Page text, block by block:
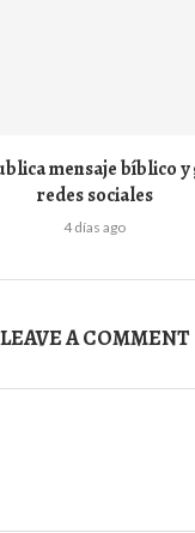
mensaje bíblico
redes sociales
4 días ago
LEAVE A COMMENT